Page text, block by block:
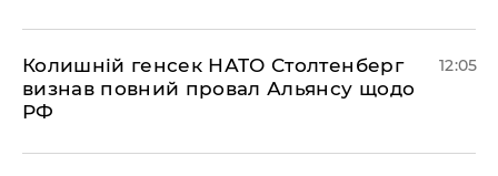
Колишній генсек НАТО Столтенберг
визнав повний провал Альянсу щодо
РФ
12:05